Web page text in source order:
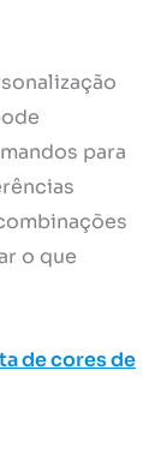
para
o que
de cores de